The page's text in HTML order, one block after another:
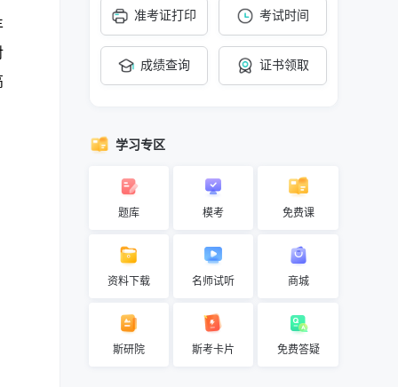
准考证打印 考试时间
成绩查询 证书领取
学习专区
题库 模考 免费课
资料下载 名师试听 商城
斯研院 斯考卡片 免费答疑